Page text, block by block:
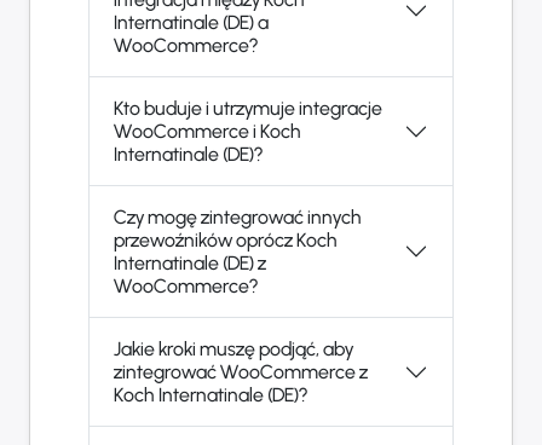
Internatinale (DE) a
WooCommerce?
Kto buduje i utrzymuje integracje
WooCommerce i Koch
Internatinale (DE)?
Czy mogę zintegrować innych
przewoźników oprócz Koch
Internatinale (DE) z
WooCommerce?
Jakie kroki muszę podjąć, aby
zintegrować WooCommerce z
Koch Internatinale (DE)?